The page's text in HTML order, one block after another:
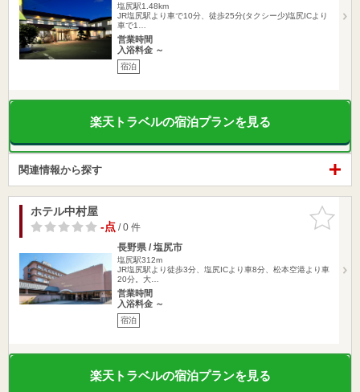
塩尻駅1.48km
JR塩尻駅より車で10分、徒歩25分(タクシー少)塩尻ICより
車で1…
営業時間
入浴料金 ～
宿泊
楽天トラベルの宿泊プランを見る
関連情報から探す
お気に入
りに追加
ホテル中村屋
-点/ 0 件
長野県 / 塩尻市
塩尻駅312m
JR塩尻駅より徒歩3分、塩尻ICより車8分、松本空港より車
20分。大…
営業時間
入浴料金 ～
宿泊
楽天トラベルの宿泊プランを見る